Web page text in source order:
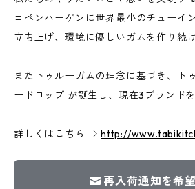
コペンハーゲンに世界最小のチューイ
立ち上げ、環境に優しいガムを作り続
またトゥルーガムの理念に基づき、ト
ードロップ が誕生し、現在3ブランド
詳しくはこちら ⇒http://
再入荷通知を希